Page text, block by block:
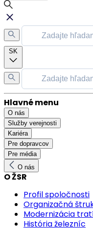
SK
Hlavné menu
O nás
Služby verejnosti
Kariéra
Pre dopravcov
Pre média
O nás
O ŽSR
Profil spoločnosti
Organizačná
Modernizácia
História železníc